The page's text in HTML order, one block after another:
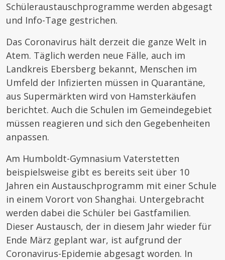
Schüleraustauschprogramme werden abgesagt
und Info-Tage gestrichen.
Das Coronavirus hält derzeit die ganze Welt in
Atem. Täglich werden neue Fälle, auch im
Landkreis Ebersberg bekannt, Menschen im
Umfeld der Infizierten müssen in Quarantäne,
aus Supermärkten wird von Hamsterkäufen
berichtet. Auch die Schulen im Gemeindegebiet
müssen reagieren und sich den Gegebenheiten
anpassen.
Am Humboldt-Gymnasium Vaterstetten
beispielsweise gibt es bereits seit über 10
Jahren ein Austauschprogramm mit einer Schule
in einem Vorort von Shanghai. Untergebracht
werden dabei die Schüler bei Gastfamilien.
Dieser Austausch, der in diesem Jahr wieder für
Ende März geplant war, ist aufgrund der
Coronavirus-Epidemie abgesagt worden. In